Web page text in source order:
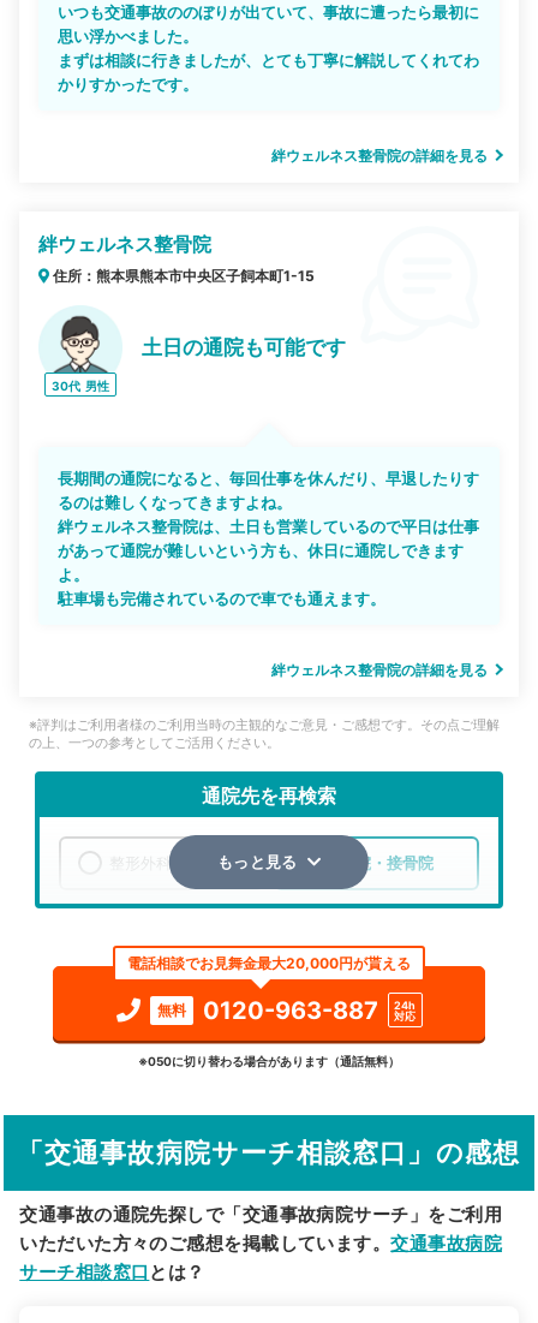
いつも交通事故ののぼりが出ていて、事故に遭ったら最初に
思い浮かべました。
まずは相談に行きましたが、とても丁寧に解説してくれてわ
かりすかったです。
絆ウェルネス整骨院の詳細を見る
絆ウェルネス整骨院
住所：熊本県熊本市中央区子飼本町1-15
30代 男性
土日の通院も可能です
長期間の通院になると、毎回仕事を休んだり、早退したりす
るのは難しくなってきますよね。
絆ウェルネス整骨院は、土日も営業しているので平日は仕事
があって通院が難しいという方も、休日に通院しできます
よ。
駐車場も完備されているので車でも通えます。
絆ウェルネス整骨院の詳細を見る
※評判はご利用者様のご利用当時の主観的なご意見・ご感想です。その点ご理解
の上、一つの参考としてご活用ください。
通院先を再検索
整形外科 整骨院・接骨院
検索する
詳細条件で絞り込む
駅から探す 院名から探す
もっと見る
電話相談でお見舞金最大20,000円が貰える
無料 0120-963-887
24h
対応
※050に切り替わる場合があります（通話無料）
「交通事故病院サーチ相談窓口」の感想
交通事故の通院先探しで「交通事故病院サーチ」をご利用
いただいた方々のご感想を掲載しています。交通事故病院
サーチ相談窓口 とは？